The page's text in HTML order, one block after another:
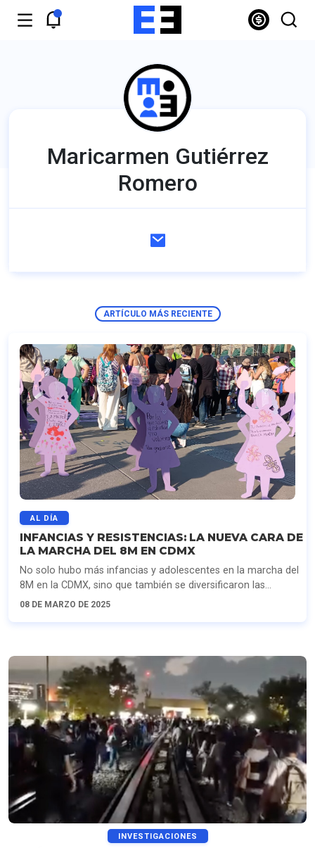
Maricarmen Gutiérrez
Romero
ARTÍCULO MÁS RECIENTE
AL DÍA
INFANCIAS Y RESISTENCIAS: LA NUEVA CARA DE
LA MARCHA DEL 8M EN CDMX
No solo hubo más infancias y adolescentes en la marcha del
8M en la CDMX, sino que también se diversificaron las
demandas.
08 DE MARZO DE 2025
INVESTIGACIONES